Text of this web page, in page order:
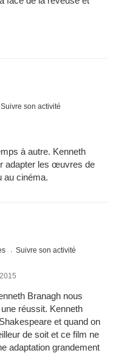
Suivre son activité
à autre. Kenneth
adapter les œuvres de
au cinéma.
Suivre son activité
Branagh nous
réussit. Kenneth
et quand on
de soit et ce film ne
adaptation grandement